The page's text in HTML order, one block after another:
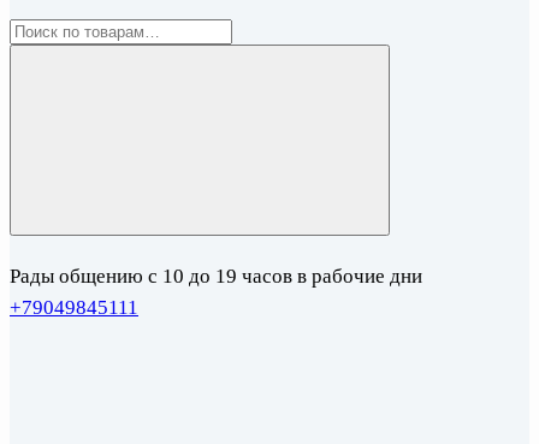
Рады общению с 10 до 19 часов в рабочие дни
+79049845111